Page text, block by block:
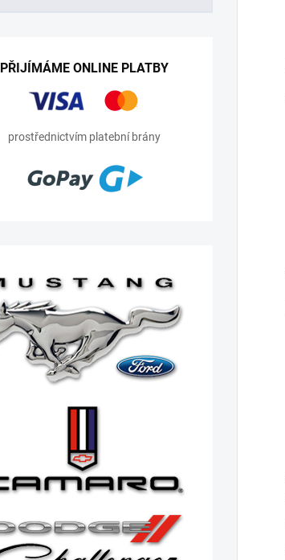
PŘIJÍMÁME ONLINE PLATBY
prostřednictvím platební brány